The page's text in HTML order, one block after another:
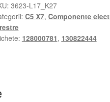
3623-L17_K27
C5 X7, Componente
128000781, 130822444